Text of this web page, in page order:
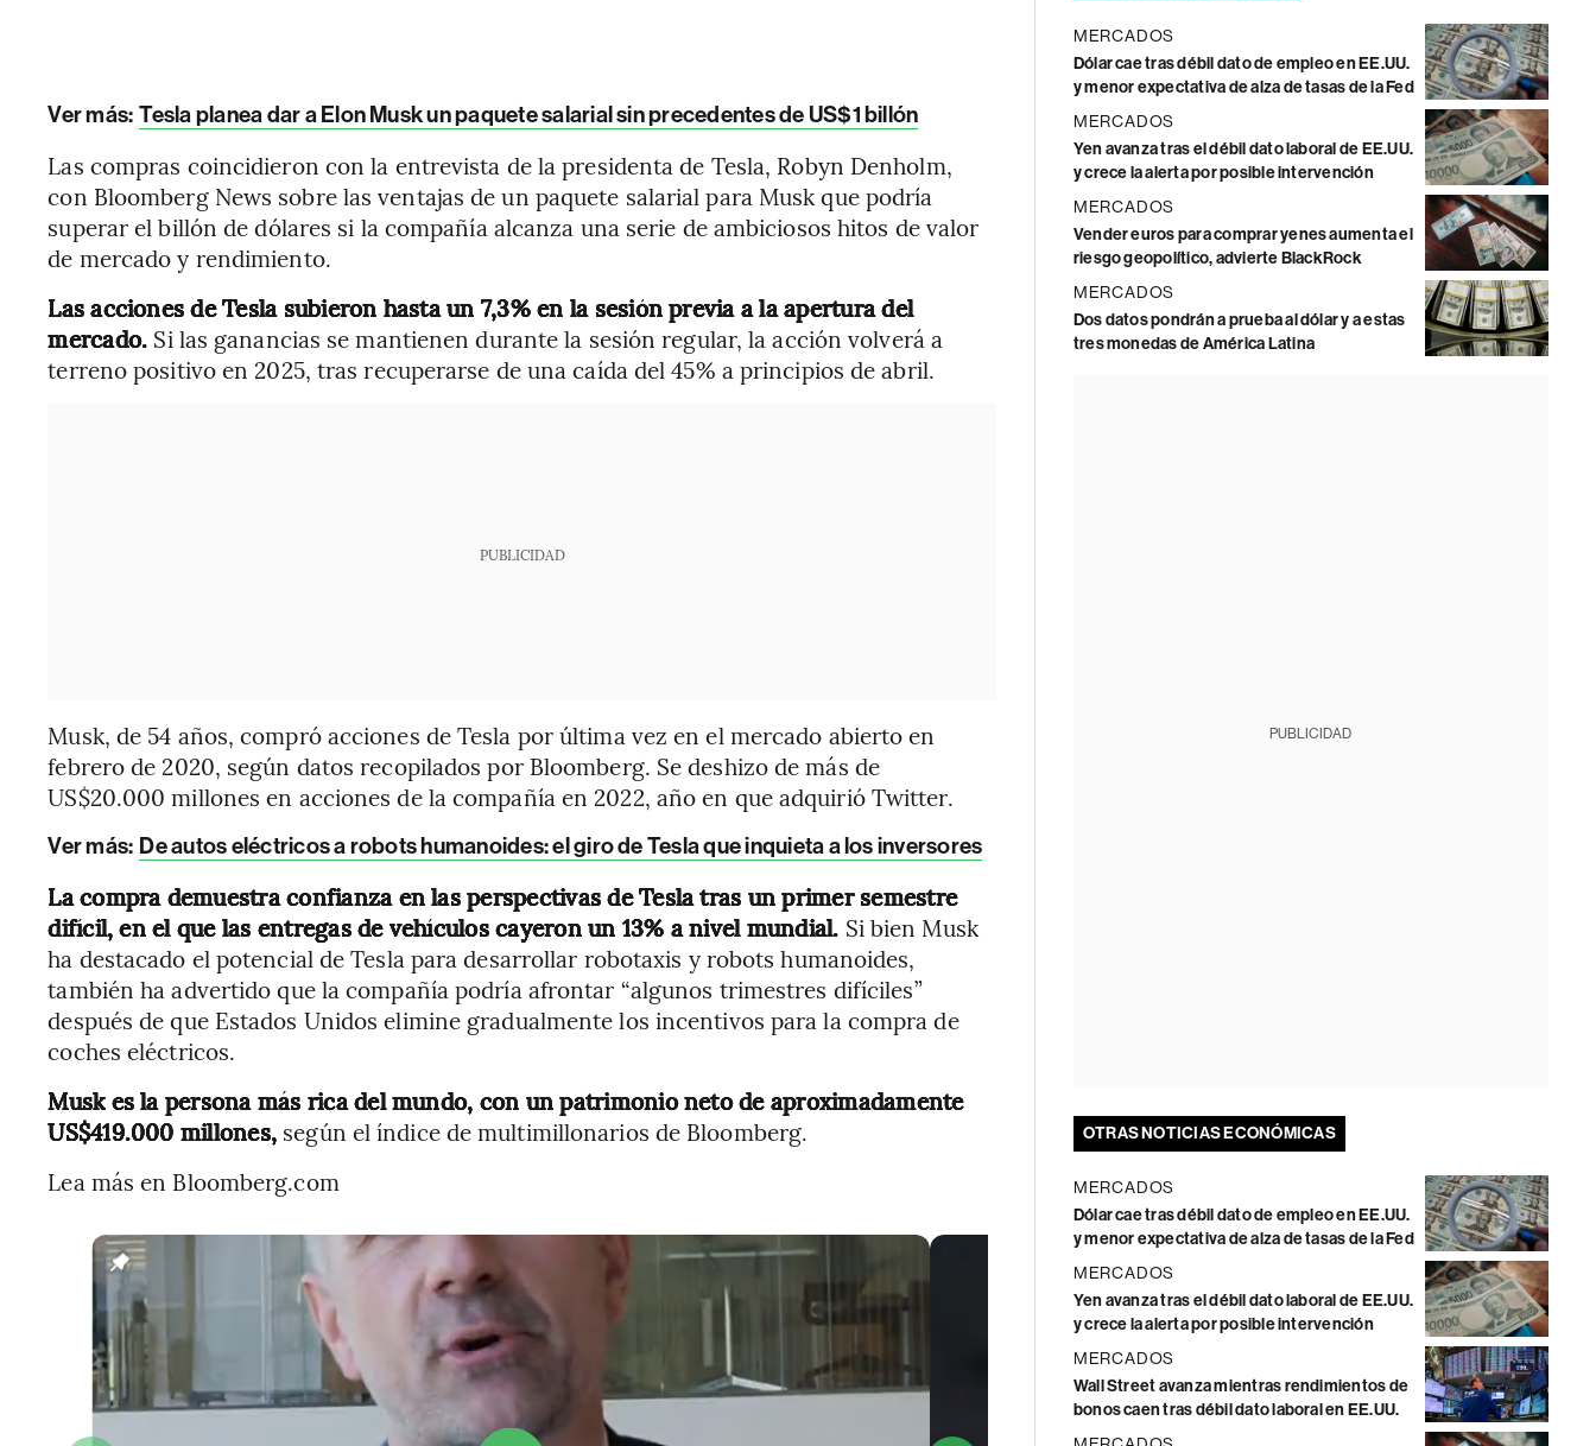
Ver más: Tesla planea dar a Elon Musk un paquete salarial sin precedentes de US$1 billón
Las compras coincidieron con la entrevista de la presidenta de Tesla, Robyn Denholm,
con Bloomberg News sobre las ventajas de un paquete salarial para Musk que podría
superar el billón de dólares si la compañía alcanza una serie de ambiciosos hitos de valor
de mercado y rendimiento.
Las acciones de Tesla subieron hasta un 7,3% en la sesión previa a la apertura del
mercado. Si las ganancias se mantienen durante la sesión regular, la acción volverá a
terreno positivo en 2025, tras recuperarse de una caída del 45% a principios de abril.
PUBLICIDAD
Musk, de 54 años, compró acciones de Tesla por última vez en el mercado abierto en
febrero de 2020, según datos recopilados por Bloomberg. Se deshizo de más de
US$20.000 millones en acciones de la compañía en 2022, año en que adquirió Twitter.
Ver más: De autos eléctricos a robots humanoides: el giro de Tesla que inquieta a los inversores
La compra demuestra confianza en las perspectivas de Tesla tras un primer semestre
difícil, en el que las entregas de vehículos cayeron un 13% a nivel mundial. Si bien Musk
ha destacado el potencial de Tesla para desarrollar robotaxis y robots humanoides,
también ha advertido que la compañía podría afrontar “algunos trimestres difíciles”
después de que Estados Unidos elimine gradualmente los incentivos para la compra de
coches eléctricos.
Musk es la persona más rica del mundo, con un patrimonio neto de aproximadamente
US$419.000 millones, según el índice de multimillonarios de Bloomberg.
Lea más en Bloomberg.com
MERCADOS
Dólar cae tras débil dato de empleo en EE.UU.
y menor expectativa de alza de tasas de la Fed
MERCADOS
Yen avanza tras el débil dato laboral de EE.UU.
y crece la alerta por posible intervención
MERCADOS
Vender euros para comprar yenes aumenta el
riesgo geopolítico, advierte BlackRock
MERCADOS
Dos datos pondrán a prueba al dólar y a estas
tres monedas de América Latina
PUBLICIDAD
OTRAS NOTICIAS ECONÓMICAS
MERCADOS
Dólar cae tras débil dato de empleo en EE.UU.
y menor expectativa de alza de tasas de la Fed
MERCADOS
Yen avanza tras el débil dato laboral de EE.UU.
y crece la alerta por posible intervención
MERCADOS
Wall Street avanza mientras rendimientos de
bonos caen tras débil dato laboral en EE.UU.